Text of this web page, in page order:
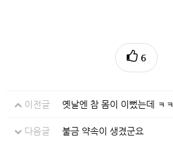
6
이전글 옛날엔 참 몸이 이뻤는데 ㅋㅋ
다음글 불금 약속이 생겼군요